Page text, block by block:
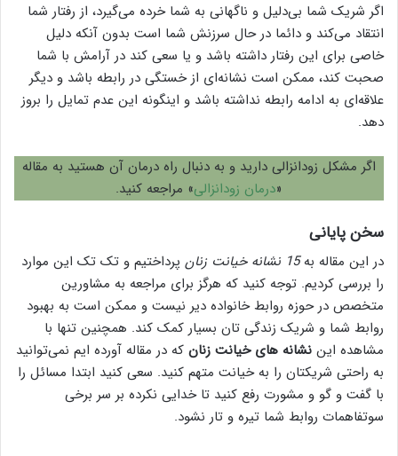
اگر شریک شما بی‌دلیل و ناگهانی به شما خرده می‌گیرد، از رفتار شما
انتقاد می‌کند و دائما در حال سرزنش شما است بدون آنکه دلیل
خاصی برای این رفتار داشته باشد و یا سعی کند در آرامش با شما
صحبت کند، ممکن است نشانه‌ای از خستگی در رابطه باشد و دیگر
علاقه‌ای به ادامه رابطه نداشته باشد و اینگونه این عدم تمایل را بروز
دهد.
اگر مشکل زودانزالی دارید و به دنبال راه درمان آن هستید به مقاله
«درمان زودانزالی» مراجعه کنید.
سخن پایانی
در این مقاله به15 نشانه خیانت زنان
پرداختیم و تک تک این موارد
را بررسی کردیم. توجه کنید که هرگز برای مراجعه به مشاورین
متخصص در حوزه روابط خانواده دیر نیست و ممکن است به بهبود
روابط شما و شریک زندگی تان بسیار کمک کند. همچنین تنها با
مشاهده این نشانه های خیانت زنان که در مقاله آورده ایم نمی‌توانید
به راحتی شریکتان را به خیانت متهم کنید. سعی کنید ابتدا مسائل را
با گفت و گو و مشورت رفع کنید تا خدایی نکرده بر سر برخی
سوتفاهمات روابط شما تیره و تار نشود.